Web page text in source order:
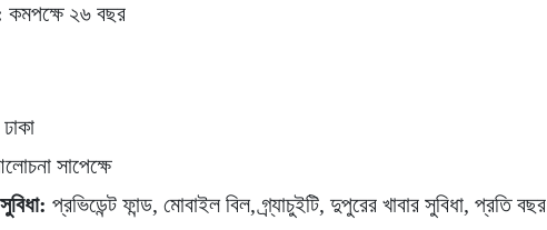
কমপক্ষে ২৬ বছর
ঢাকা
সাপেক্ষে
প্রভিডেন্ট ফান্ড, মোবাইল বিল, গ্র্যাচুইটি, দুপুরের খাবার সুবিধা, প্রতি বছর